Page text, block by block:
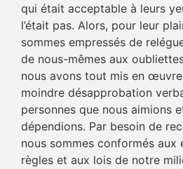
qui était acceptable à leurs
l’était pas. Alors, pour leur
sommes empressés de
de nous-mêmes aux
nous avons tout mis en
moindre désapprobation
personnes que nous aimions
dépendions. Par besoin de
nous sommes conformés aux
règles et aux lois de notre